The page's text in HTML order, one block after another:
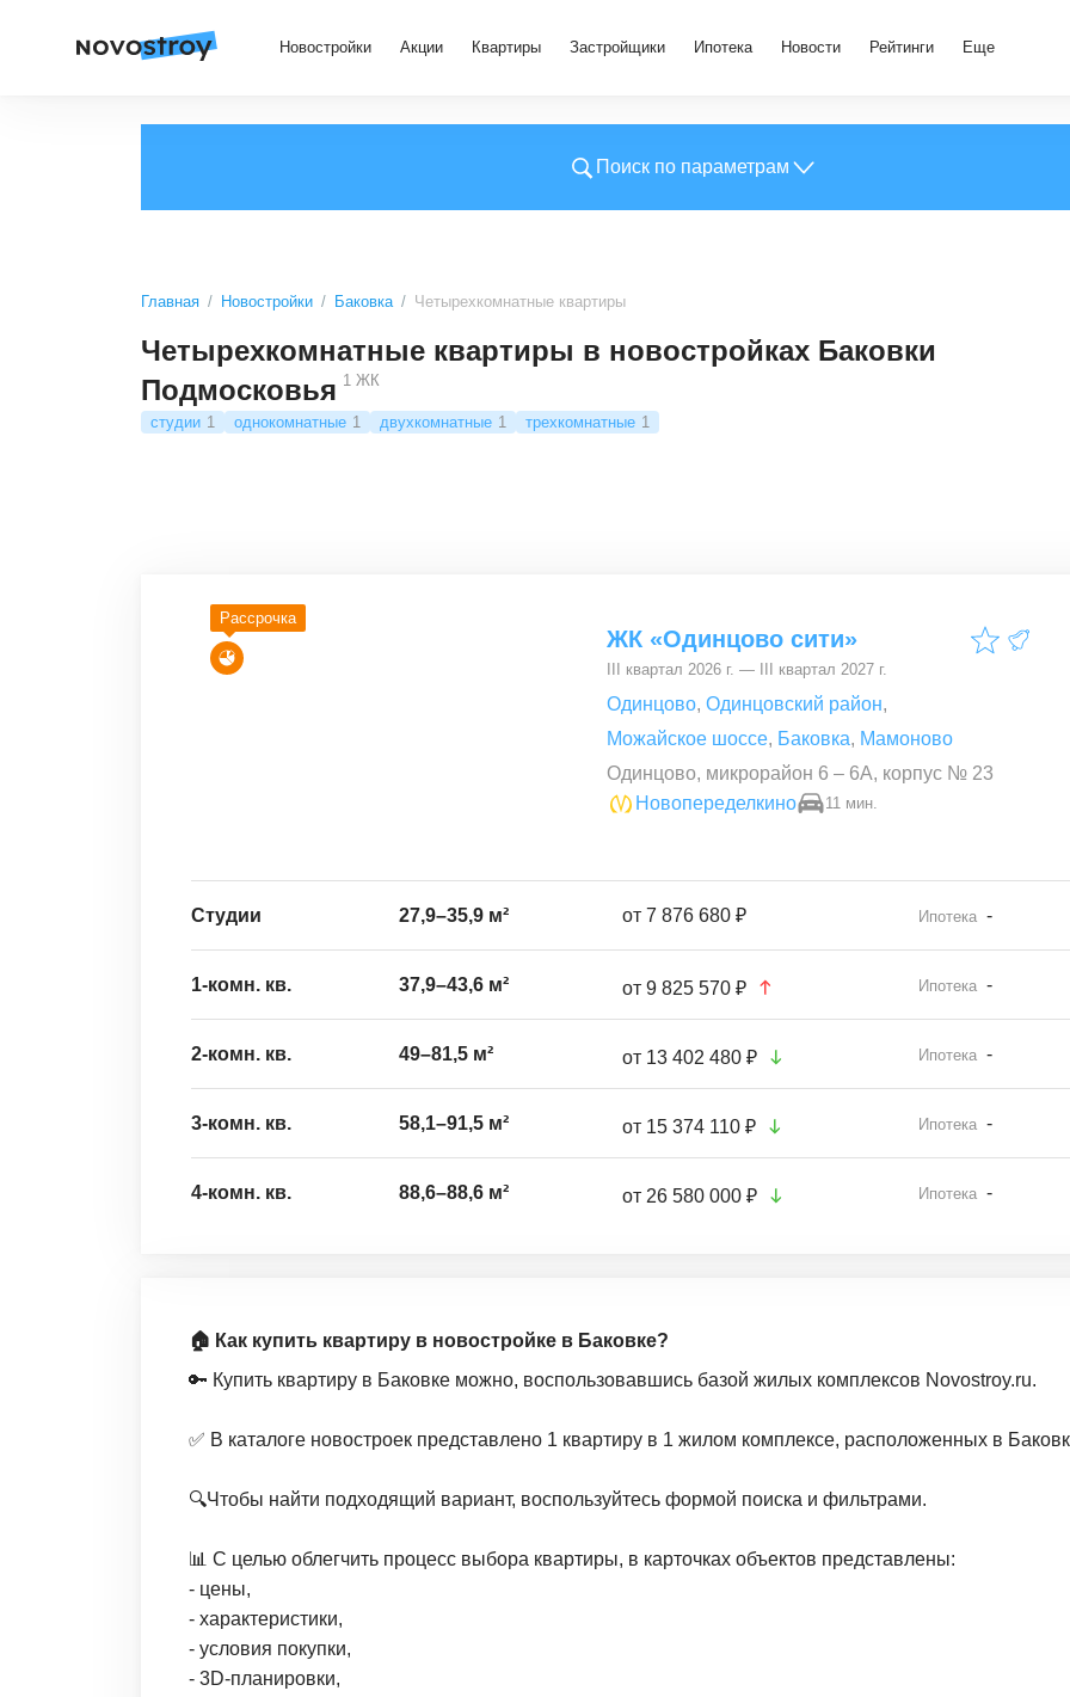
Новостройки Акции Квартиры Застройщики Ипотека Новости Рейтинги Еще
Поиск по параметрам
Главная Новостройки Баковка Четырехкомнатные квартиры
Четырехкомнатные квартиры в новостройках Баковки
Подмосковья 1 ЖК
студии 1 однокомнатные 1 двухкомнатные 1 трехкомнатные 1
Рассрочка
ЖК «Одинцово сити»
III квартал 2026 г. — III квартал 2027 г.
Одинцово, Одинцовский район,
Можайское шоссе, Баковка, Мамоново
Одинцово, микрорайон 6 – 6А, корпус № 23
Новопеределкино
11 мин.
Студии 27,9–35,9 м² от 7 876 680 ₽ Ипотека -
1-комн. кв. 37,9–43,6 м² от 9 825 570 ₽ Ипотека -
2-комн. кв. 49–81,5 м² от 13 402 480 ₽ Ипотека -
3-комн. кв. 58,1–91,5 м² от 15 374 110 ₽ Ипотека -
4-комн. кв. 88,6–88,6 м² от 26 580 000 ₽ Ипотека -
🏠 Как купить квартиру в новостройке в Баковке?
🔑 Купить квартиру в Баковке можно, воспользовавшись базой жилых комплексов Novostroy.ru.
✅ В каталоге новостроек представлено 1 квартиру в 1 жилом комплексе, расположенных в
🔍Чтобы найти подходящий вариант, воспользуйтесь формой поиска и фильтрами.
📊 С целью облегчить процесс выбора квартиры, в карточках объектов представлены:
- цены,
- характеристики,
- условия покупки,
- 3D-планировки,